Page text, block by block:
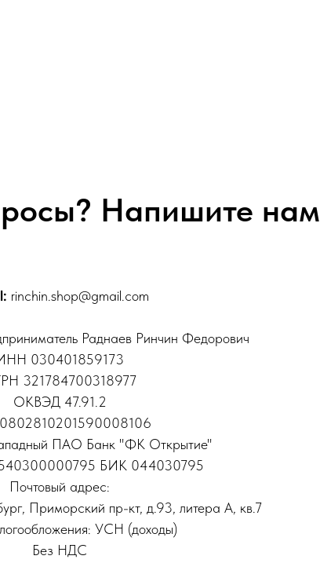
Напишите нам
rinchin.shop@gmail.com
Раднаев Ринчин Федорович
030401859173
321784700318977
ОКВЭД 47.91.2
ПАО Банк "ФК Открытие"
БИК 044030795
Почтовый адрес:
Приморский пр-кт, д.93, литера А, кв.7
УСН (доходы)
Без НДС